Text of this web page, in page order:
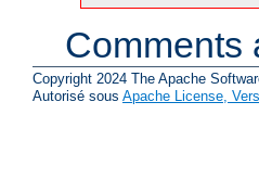
Comments
Copyright 2024 The Apache
Autorisé sous Apache License,